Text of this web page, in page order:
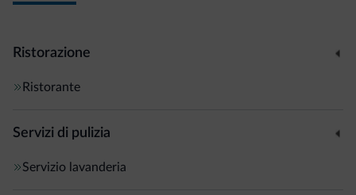
Ristorazione
Ristorante
Servizi di pulizia
Servizio lavanderia